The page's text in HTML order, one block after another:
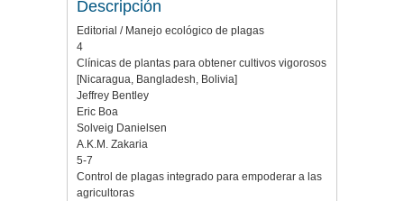
Descripción
Editorial / Manejo ecológico de plagas
4
Clínicas de plantas para obtener cultivos vigorosos
[Nicaragua, Bangladesh, Bolivia]
Jeffrey Bentley
Eric Boa
Solveig Danielsen
A.K.M. Zakaria
5-7
Control de plagas integrado para empoderar a las
agricultoras